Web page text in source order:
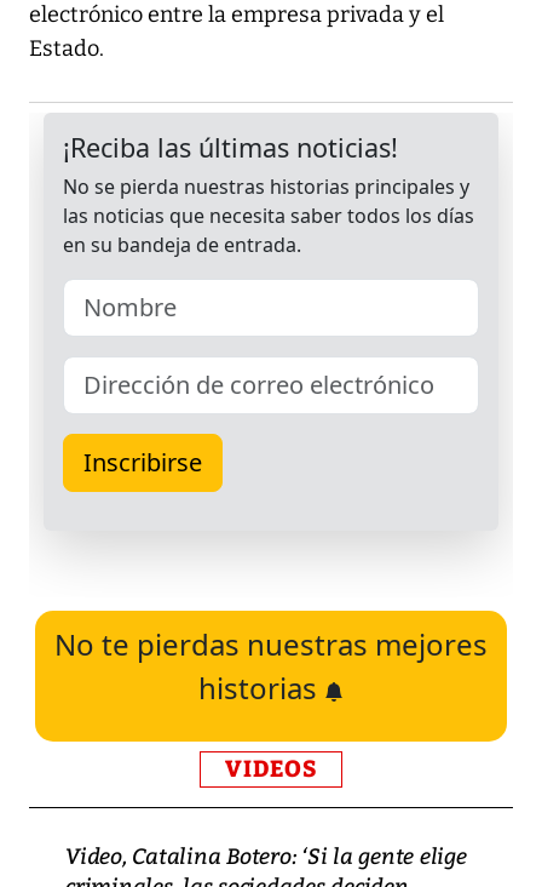
electrónico entre la empresa privada y el
Estado.
No te pierdas nuestras mejores
historias
VIDEOS
Video, Catalina Botero: ‘Si la gente elige